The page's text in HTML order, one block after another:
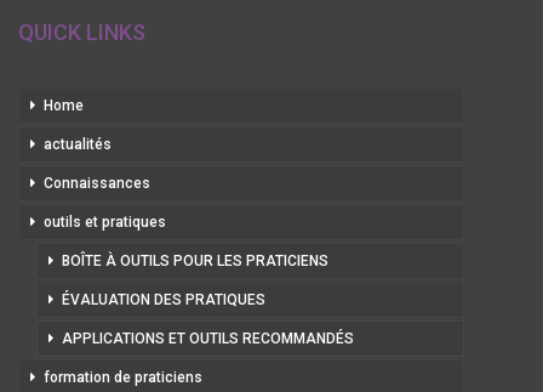
QUICK LINKS
Home
actualités
Connaissances
outils et pratiques
BOÎTE À OUTILS POUR LES PRATICIENS
ÉVALUATION DES PRATIQUES
APPLICATIONS ET OUTILS RECOMMANDÉS
formation de praticiens